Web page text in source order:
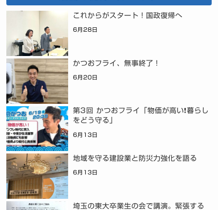
これからがスタート！国政復帰へ
6月28日
かつおフライ、無事終了！
6月20日
第3回 かつおフライ「物価が高い❗暮らし
をどう守る」
6月13日
地域を守る建設業と防災力強化を語る
6月13日
埼玉の東大卒業生の会で講演。緊張する